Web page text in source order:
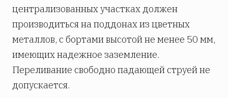
централизованных участках должен
производиться на поддонах из цветных
металлов, с бортами высотой не менее 50 мм,
имеющих надежное заземление.
Переливание свободно падающей струей не
допускается.